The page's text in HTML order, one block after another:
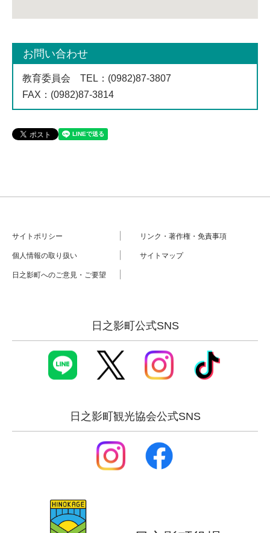
お問い合わせ
教育委員会 TEL ：(0982)87-3807
FAX ：(0982)87-3814
サイトポリシー リンク・著作権・免責事項
個人情報の取り扱い サイトマップ
日之影町へのご意見・ご要望
日之影町公式SNS
日之影町観光協会公式SNS